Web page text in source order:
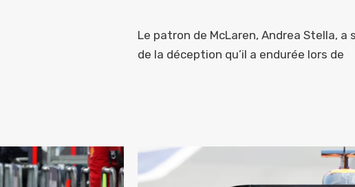
Le patron de McLaren, Andrea Stella,
de la déception qu’il a endurée lors de